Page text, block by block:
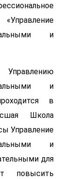
и
и
в
Школа
Управление
и
для
повысить